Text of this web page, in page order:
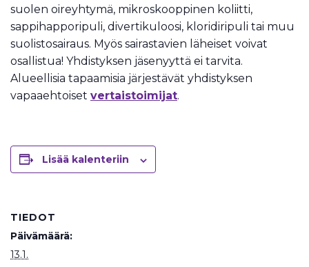
suolen oireyhtymä, mikroskooppinen koliitti,
sappihapporipuli, divertikuloosi, kloridiripuli tai muu
suolistosairaus. Myös sairastavien läheiset voivat
osallistua! Yhdistyksen jäsenyyttä ei tarvita.
Alueellisia tapaamisia järjestävät yhdistyksen
vapaaehtoiset vertaistoimijat.
Lisää kalenteriin
TIEDOT
Päivämäärä:
13.1.